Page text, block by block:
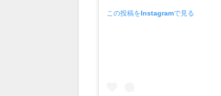
この投稿をInstagramで見る